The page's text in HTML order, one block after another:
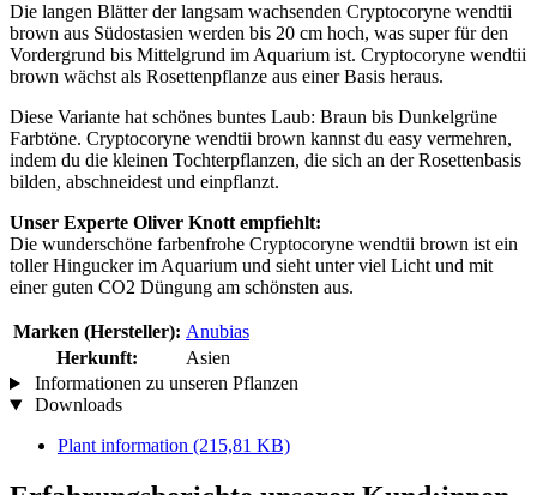
Die langen Blätter der langsam wachsenden Cryptocoryne wendtii
brown aus Südostasien werden bis 20 cm hoch, was super für den
Vordergrund bis Mittelgrund im Aquarium ist. Cryptocoryne wendtii
brown wächst als Rosettenpflanze aus einer Basis heraus.
Diese Variante hat schönes buntes Laub: Braun bis Dunkelgrüne
Farbtöne. Cryptocoryne wendtii brown kannst du easy vermehren,
indem du die kleinen Tochterpflanzen, die sich an der Rosettenbasis
bilden, abschneidest und einpflanzt.
Unser Experte Oliver Knott empfiehlt:
Die wunderschöne farbenfrohe Cryptocoryne wendtii brown ist ein
toller Hingucker im Aquarium und sieht unter viel Licht und mit
einer guten CO2 Düngung am schönsten aus.
Marken (Hersteller): Anubias
Herkunft:
Asien
Informationen zu unseren Pflanzen
Downloads
Plant information (215,81 KB)